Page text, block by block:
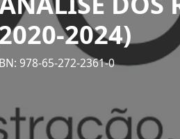
2024)
978-65-272-2361-0